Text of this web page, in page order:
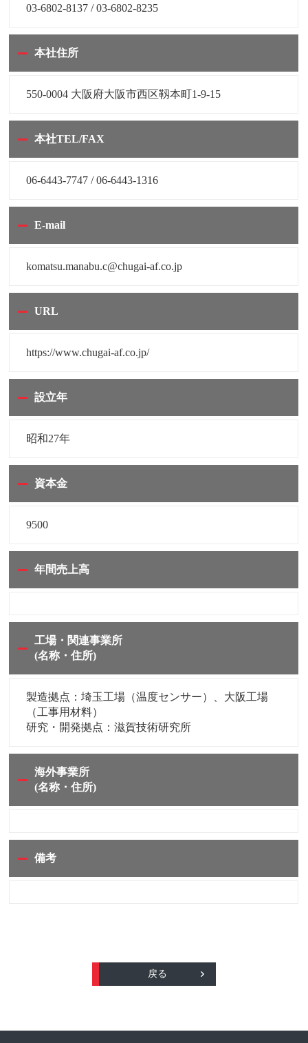
03-6802-8137 / 03-6802-8235
本社住所
550-0004 大阪府大阪市西区靱本町1-9-15
本社TEL/FAX
06-6443-7747 / 06-6443-1316
E-mail
komatsu.manabu.c@chugai-af.co.jp
URL
https://www.chugai-af.co.jp/
設立年
昭和27年
資本金
9500
年間売上高
工場・関連事業所
(名称・住所)
製造拠点：埼玉工場（温度センサー）、大阪工場
（工事用材料）
研究・開発拠点：滋賀技術研究所
海外事業所
(名称・住所)
備考
戻る